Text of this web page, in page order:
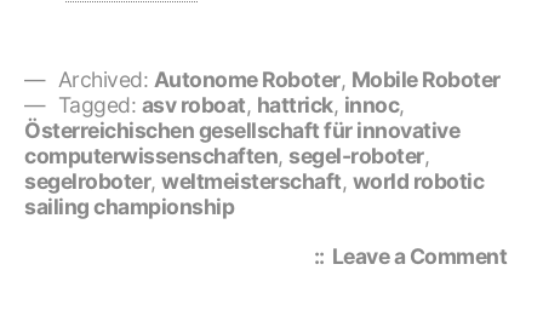
Archived: Autonome Roboter, Mobile Roboter
Tagged: asv roboat, hattrick, innoc,
Österreichischen gesellschaft für innovative
computerwissenschaften, segel-roboter,
segelroboter, weltmeisterschaft, world robotic
sailing championship
Leave a Commenton